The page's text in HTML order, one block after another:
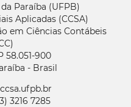
Paraíba (UFPB)
Aplicadas (CCSA)
em Ciências Contábeis
58.051-900
- Brasil
3216 7285